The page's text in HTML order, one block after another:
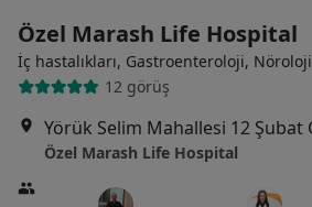
Özel Marash Life Hospital
İç hastalıkları, Gastroenteroloji, Nöroloji
12 görüş
Özel Marash Life Hospital